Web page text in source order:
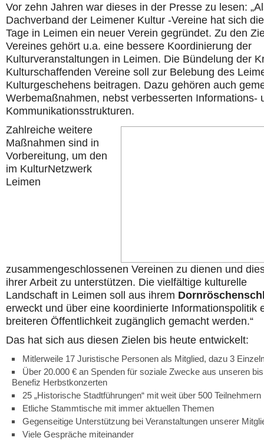
Vor zehn Jahren war dieses in der Presse zu lesen:
Dachverband der Leimener Kultur -Vereine hat sich
Tage in Leimen ein neuer Verein gegründet. Zu den
Vereines gehört u.a. eine bessere Koordinierung der
Kulturveranstaltungen in Leimen. Die Bündelung der
Kulturschaffenden Vereine soll zur Belebung des
Kulturgeschehens beitragen. Dazu gehören auch
Werbemaßnahmen, nebst verbesserten Informations-
Kommunikationsstrukturen.
Zahlreiche weitere
Maßnahmen sind in
Vorbereitung, um den
im KulturNetzwerk
Leimen
zusammengeschlossenen Vereinen zu dienen und
ihrer Arbeit zu unterstützen. Die vielfältige kulturelle
Landschaft in Leimen soll aus ihrem
erweckt und über eine koordinierte Informationspolitik
breiteren Öffentlichkeit zugänglich gemacht werden.“
Das hat sich aus diesen Zielen bis heute entwickelt:
Mitlerweile 17 Juristische Personen als Mitglied, dazu 3
Über 20.000 € an Spenden für soziale Zwecke aus unseren
Benefiz Herbstkonzerten
25 „Historische Stadtführungen“ mit weit über 500 Teilnehmern
Etliche Stammtische mit immer aktuellen Themen
Gegenseitige Unterstützung bei Veranstaltungen unserer
Viele Gespräche miteinander